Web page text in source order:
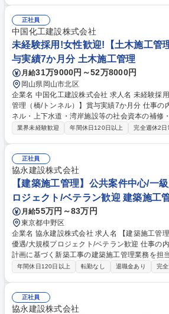
施工図面の確認・チェック・修正対応■現場全
品質管理・原価管理■協力業者の工程調整やマ
成もお任せする予定です ※プレサンス社等の安
0～15階建てRC造メイン 吉田組からの出向者
サポート体制が手厚い環境！ 募集職種 ベテラン歓迎【神戸/建築施工管
理】定年後も経験を活かし長く働きたい方歓迎
正社員
中国化工建設株式会社
未経験採用!女性歓迎!【土木施工管
与実績7か月分 土木施工管理
月給31万9000円～52万8000円
岡山県岡山市北区
企業名 中国化工建設株式会社 求人名 未経験採用！女性歓迎！【土木施工
管理（橋/トンネル）】賞与実績7か月分 仕事の内容 橋・高速道路・トン
ネル・上下水道・湾岸施設等の社会資本の補修
工管理として、末永く活躍頂ける方を募集しています。 【仕
年 ≪補修工事ならではの醍醐味≫新設工事に比
早くから一つの現場を任され、責任を持って仕
す。自分自身の力量で現場を動かし、社会イン
味わっていただける業務です。 募集職種 未経験採用！女性歓迎！【土木
施工管理（橋/トンネル）】賞与実績7か月分
業界未経験歓迎 年間休日120日以上 完全週休2日
正社員
協永建設株式会社
【建築施工管理】公共案件中心/一
ロジェクト/ベテラン歓迎 建築施工
月給55万円～83万円
東京都中野区
企業名 協永建設株式会社 求人名 【建築施工管理】公共案件中心/一級資格
優遇/大規模プロジェクト/ベテラン歓迎 仕事の内容 中野区の公共施設整備
計画に基づく新築工事の建築施工管理業務を担
学校、図書館、保健所などの大型案件で現場監
数億～数十億規模のプロジェクトの工程管理 ■
理業務 ■現場における工程・品質・安全管理 など 募集職種 【建築施工管
年間休日120日以上 転勤なし 退職金あり 完
正社員
協永建設株式会社